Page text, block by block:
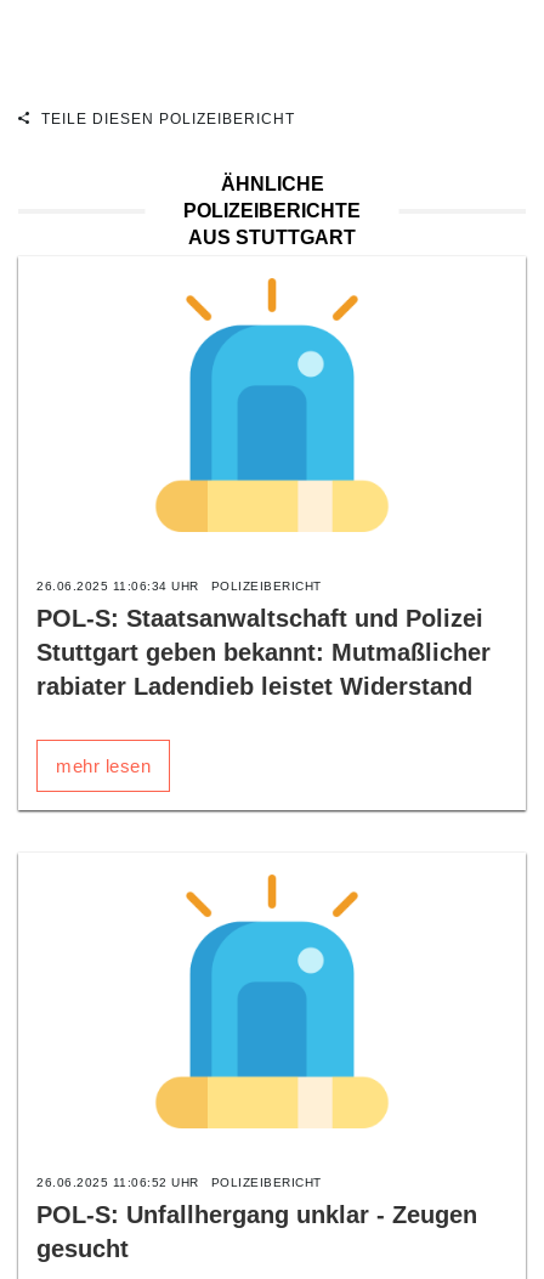
TEILE DIESEN POLIZEIBERICHT
ÄHNLICHE
POLIZEIBERICHTE
AUS STUTTGART
26.06.2025 11:06:34 UHR POLIZEIBERICHT
POL-S: Staatsanwaltschaft und Polizei
Stuttgart geben bekannt: Mutmaßlicher
rabiater Ladendieb leistet Widerstand
mehr lesen
26.06.2025 11:06:52 UHR POLIZEIBERICHT
POL-S: Unfallhergang unklar - Zeugen
gesucht